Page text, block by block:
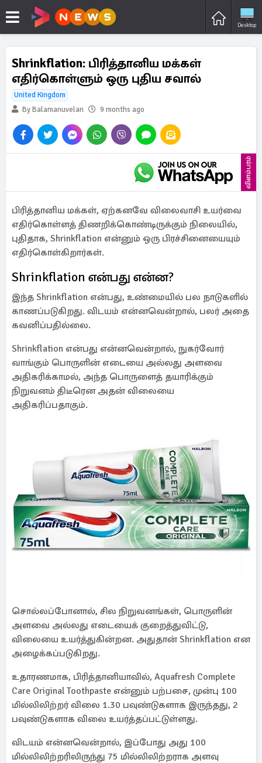
Desktop
Shrinkflation: பிரித்தானிய மக்கள்
எதிர்கொள்ளும் ஒரு புதிய சவால்
United Kingdom
By Balamanuvelan
9 months ago
விளம்பரம்
பிரித்தானிய மக்கள், ஏற்கனவே விலைவாசி உயர்வை
எதிர்கொள்ளத் திணறிக்கொண்டிருக்கும் நிலையில்,
புதிதாக, Shrinkflation என்னும் ஒரு பிரச்சினையையும்
எதிர்கொள்கிறார்கள்.
Shrinkflation என்பது என்ன?
இந்த Shrinkflation என்பது, உண்மையில் பல நாடுகளில்
காணப்படுகிறது. விடயம் என்னவென்றால், பலர் அதை
கவனிப்பதில்லை.
Shrinkflation என்பது என்னவென்றால், நுகர்வோர்
வாங்கும் பொருளின் எடையை அல்லது அளவை
அதிகரிக்காமல், அந்த பொருளைத் தயாரிக்கும்
நிறுவனம் திடீரென அதன் விலையை
அதிகரிப்பதாகும்.
சொல்லப்போனால், சில நிறுவனங்கள், பொருளின்
அளவை அல்லது எடையைக் குறைத்துவிட்டு,
விலையை உயர்த்துகின்றன. அதுதான் Shrinkflation என
அழைக்கப்படுகிறது.
உதாரணமாக, பிரித்தானியாவில், Aquafresh Complete
Care Original Toothpaste என்னும் பற்பசை, முன்பு 100
மில்லிலிற்றர் விலை 1.30 பவுண்டுகளாக இருந்தது, 2
பவுண்டுகளாக விலை உயர்த்தப்பட்டுள்ளது.
விடயம் என்னவென்றால், இப்போது அது 100
மில்லிலிற்றரிலிருந்து 75 மில்லிலிற்றராக அளவு